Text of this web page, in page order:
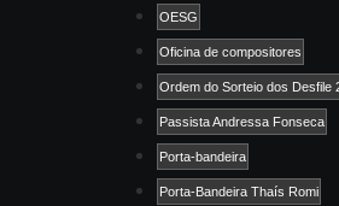
OESG
Oficina de compositores
Ordem do Sorteio dos Desfile
Passista Andressa Fonseca
Porta-bandeira
Porta-Bandeira Thaís Romi